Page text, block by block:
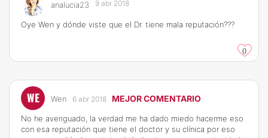
analucia23 9 abr 2018
Oye Wen y dónde viste que el Dr. tiene mala reputación???
0
WE Wen 6 abr 2018 MEJOR COMENTARIO
No he averiguado, la verdad me ha dado miedo hacerme eso
con esa reputación que tiene el doctor y su clínica por eso